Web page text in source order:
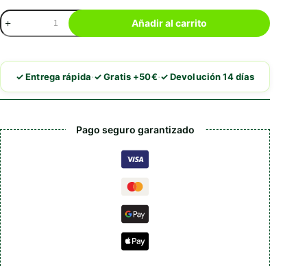
Elanco
Adtab
Comprimidos
Para
Perros
cantidad
Añadir al carrito
✓ Entrega rápida·✓ Gratis +50€·✓ Devolución 14 días
Pago seguro garantizado